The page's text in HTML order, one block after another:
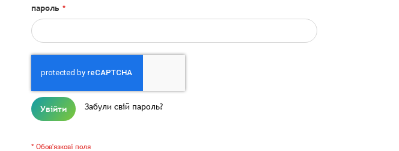
пароль
Увійти Забули свій пароль?